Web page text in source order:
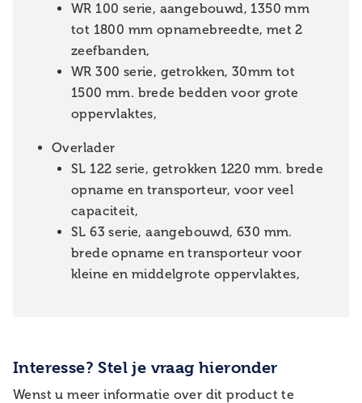
WR 100 serie, aangebouwd, 1350 mm
tot 1800 mm opnamebreedte, met 2
zeefbanden,
WR 300 serie, getrokken, 30mm tot
1500 mm. brede bedden voor grote
oppervlaktes,
Overlader
SL 122 serie, getrokken 1220 mm. brede
opname en transporteur, voor veel
capaciteit,
SL 63 serie, aangebouwd, 630 mm.
brede opname en transporteur voor
kleine en middelgrote oppervlaktes,
Interesse? Stel je vraag hieronder
Wenst u meer informatie over dit product te